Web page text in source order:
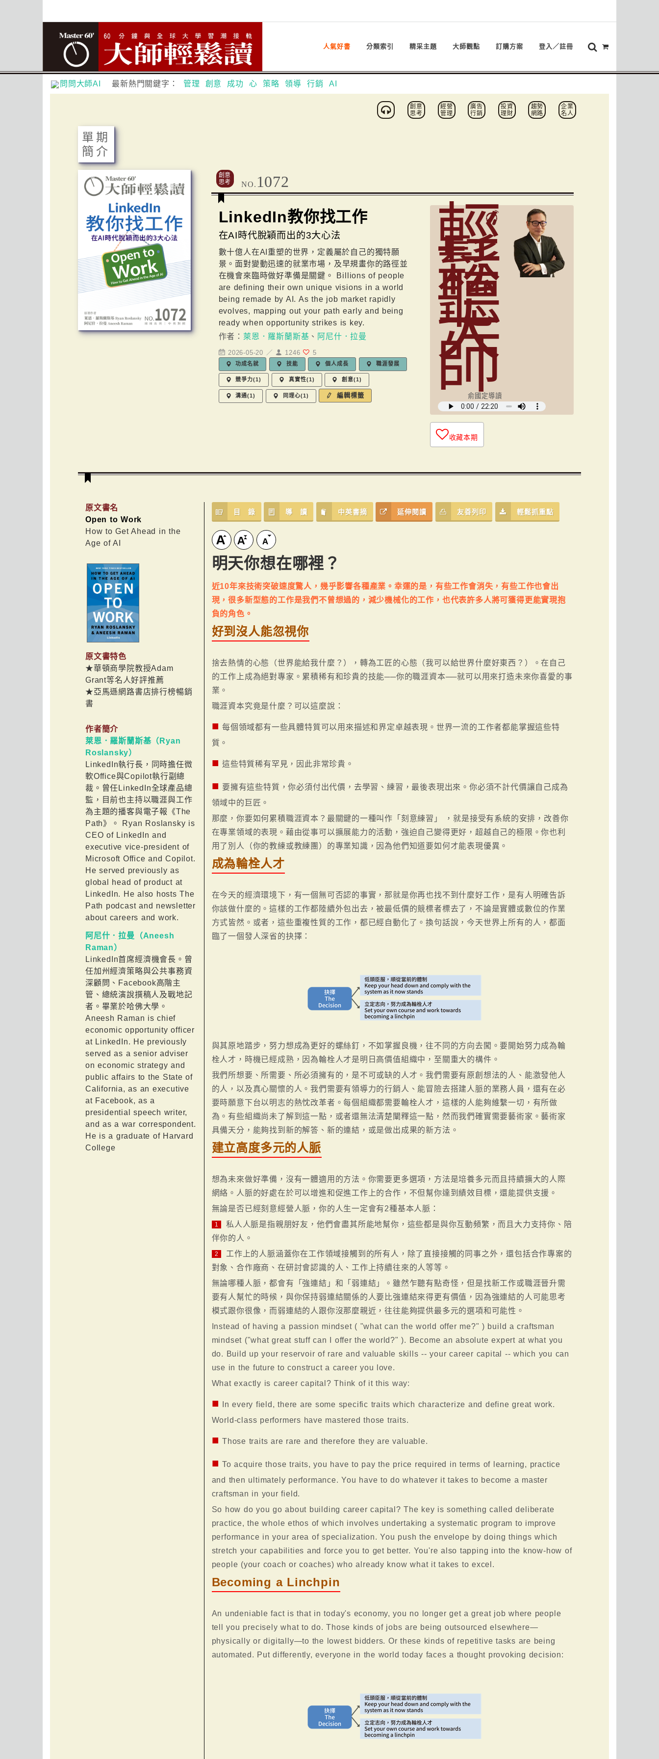
人氣好書 分類索引 精采主題 大師觀點 訂購方案 登入／註冊
問問大師AI 最新熱門關鍵字： 管理 創意 成功 心 策略 領導 行銷 AI
創意
思考
經營
管理
廣告
行銷
投資
理財
趨勢
網路
企業
名人
單期
簡介
創意
思考
NO. 1072
LinkedIn教你找工作
在AI時代脫穎而出的3大心法
數十億人在AI重塑的世界，定義屬於自己的獨特願
景。面對變動迅速的就業市場，及早規畫你的路徑並
在機會來臨時做好準備是關鍵。 Billions of people
are defining their own unique visions in a world
being remade by AI. As the job market rapidly
evolves, mapping out your path early and being
ready when opportunity strikes is key.
作者： 萊恩．羅斯蘭斯基 、 阿尼什．拉曼
2026-05-20 ／ 1246 5
功成名就 技能 個人成長 職涯發展
競爭力(1) 真實性(1) 創意(1)
溝通(1) 同理心(1) 編輯標籤
輕
鬆
聽
大
師
俞國定導讀
收藏本期
原文書名
Open to Work
How to Get Ahead in the
Age of AI
原文書特色
★華頓商學院教授Adam
Grant等名人好評推薦
★亞馬遜網路書店排行榜暢銷
書
作者簡介
萊恩．羅斯蘭斯基（Ryan
Roslansky）
LinkedIn執行長，同時擔任微
軟Office與Copilot執行副總
裁。曾任LinkedIn全球產品總
監，目前也主持以職涯與工作
為主題的播客與電子報《The
Path》。 Ryan Roslansky is
CEO of LinkedIn and
executive vice-president of
Microsoft Office and Copilot.
He served previously as
global head of product at
LinkedIn. He also hosts The
Path podcast and newsletter
about careers and work.
阿尼什．拉曼（Aneesh
Raman）
LinkedIn首席經濟機會長。曾
任加州經濟策略與公共事務資
深顧問、Facebook高階主
管、總統演說撰稿人及戰地記
者。畢業於哈佛大學。
Aneesh Raman is chief
economic opportunity officer
at LinkedIn. He previously
served as a senior adviser
on economic strategy and
public affairs to the State of
California, as an executive
at Facebook, as a
presidential speech writer,
and as a war correspondent.
He is a graduate of Harvard
College
目 錄 導 讀 中英書摘 延伸閱讀 友善列印 輕鬆抓重點
明天你想在哪裡？
近10年來技術突破速度驚人，幾乎影響各種產業。幸運的是，有些工作會消失，有些工作也會出
現，很多新型態的工作是我們不曾想過的，減少機械化的工作，也代表許多人將可獲得更能實現抱
負的角色。
好到沒人能忽視你
捨去熱情的心態（世界能給我什麼？），轉為工匠的心態（我可以給世界什麼好東西？）。在自己
的工作上成為絕對專家。累積稀有和珍貴的技能──你的職涯資本──就可以用來打造未來你喜愛的事
業。
職涯資本究竟是什麼？可以這麼說：
■ 每個領域都有一些具體特質可以用來描述和界定卓越表現。世界一流的工作者都能掌握這些特
質。
■ 這些特質稀有罕見，因此非常珍貴。
■ 要擁有這些特質，你必須付出代價，去學習、練習，最後表現出來。你必須不計代價讓自己成為
領域中的巨匠。
那麼，你要如何累積職涯資本？最關鍵的一種叫作「刻意練習」 ，就是接受有系統的安排，改善你
在專業領域的表現。藉由從事可以擴展能力的活動，強迫自己變得更好，超越自己的極限。你也利
用了別人（你的教練或教練團）的專業知識，因為他們知道要如何才能表現優異。
成為輪栓人才
在今天的經濟環境下，有一個無可否認的事實，那就是你再也找不到什麼好工作，是有人明確告訴
你該做什麼的。這樣的工作都陸續外包出去，被最低價的競標者標去了，不論是實體或數位的作業
方式皆然。或者，這些重複性質的工作，都已經自動化了。換句話說，今天世界上所有的人，都面
臨了一個發人深省的抉擇：
與其原地踏步，努力想成為更好的螺絲釘，不如掌握良機，往不同的方向去闖。要開始努力成為輪
栓人才，時機已經成熟，因為輪栓人才是明日高價值組織中，至關重大的構件。
我們所想要、所需要、所必須擁有的，是不可或缺的人才。我們需要有原創想法的人、能激發他人
的人，以及真心關懷的人。我們需要有領導力的行銷人、能冒險去搭建人脈的業務人員，還有在必
要時願意下台以明志的熱忱改革者。每個組織都需要輪栓人才，這樣的人能夠維繫一切，有所做
為。有些組織尚未了解到這一點，或者還無法清楚闡釋這一點，然而我們確實需要藝術家。藝術家
具備天分，能夠找到新的解答、新的連結，或是做出成果的新方法。
建立高度多元的人脈
想為未來做好準備，沒有一體適用的方法。你需要更多選項，方法是培養多元而且持續擴大的人際
網絡。人脈的好處在於可以增進和促進工作上的合作，不但幫你達到績效目標，還能提供支援。
無論是否已經刻意經營人脈，你的人生一定會有2種基本人脈：
1
私人人脈是指親朋好友，他們會盡其所能地幫你，這些都是與你互動頻繁，而且大力支持你、陪
伴你的人。
2
工作上的人脈涵蓋你在工作領域接觸到的所有人，除了直接接觸的同事之外，還包括合作專案的
對象、合作廠商、在研討會認識的人、工作上持續往來的人等等。
無論哪種人脈，都會有「強連結」和「弱連結」。雖然乍聽有點奇怪，但是找新工作或職涯晉升需
要有人幫忙的時候，與你保持弱連結關係的人要比強連結來得更有價值，因為強連結的人可能思考
模式跟你很像，而弱連結的人跟你沒那麼親近，往往能夠提供最多元的選項和可能性。
Instead of having a passion mindset ( "what can the world offer me?" ) build a craftsman
mindset ("what great stuff can I offer the world?" ). Become an absolute expert at what you
do. Build up your reservoir of rare and valuable skills -- your career capital -- which you can
use in the future to construct a career you love.
What exactly is career capital? Think of it this way:
■
In every field, there are some specific traits which characterize and define great work.
World-class performers have mastered those traits.
■ Those traits are rare and therefore they are valuable.
■ To acquire those traits, you have to pay the price required in terms of learning, practice
and then ultimately performance. You have to do whatever it takes to become a master
craftsman in your field.
So how do you go about building career capital? The key is something called deliberate
practice, the whole ethos of which involves undertaking a systematic program to improve
performance in your area of specialization. You push the envelope by doing things which
stretch your capabilities and force you to get better. You're also tapping into the know-how of
people (your coach or coaches) who already know what it takes to excel.
Becoming a Linchpin
An undeniable fact is that in today's economy, you no longer get a great job where people
tell you precisely what to do. Those kinds of jobs are being outsourced elsewhere—
physically or digitally—to the lowest bidders. Or these kinds of repetitive tasks are being
automated. Put differently, everyone in the world today faces a thought provoking decision: